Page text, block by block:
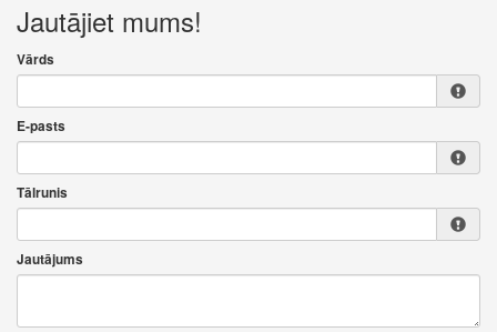
Jautājiet mums!
Vārds
E-pasts
Tālrunis
Jautājums